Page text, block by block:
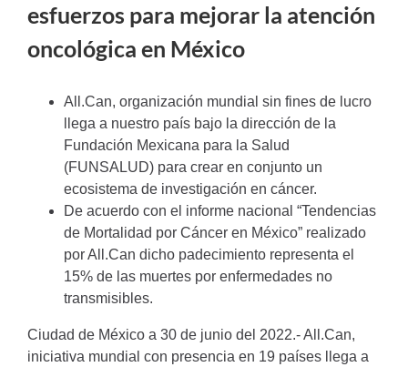
esfuerzos para mejorar la atención
oncológica en México
All.Can, organización mundial sin fines de lucro
llega a nuestro país bajo la dirección de la
Fundación Mexicana para la Salud
(FUNSALUD) para crear en conjunto un
ecosistema de investigación en cáncer.
De acuerdo con el informe nacional “Tendencias
de Mortalidad por Cáncer en México” realizado
por All.Can dicho padecimiento representa el
15% de las muertes por enfermedades no
transmisibles.
Ciudad de México a 30 de junio del 2022.- All.Can,
iniciativa mundial con presencia en 19 países llega a